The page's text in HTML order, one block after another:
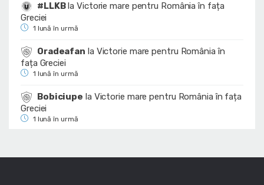
#LLKBlaVictorie mare pentru România în fața
Greciei
1 lună în urmă
Oradeafan la Victorie mare pentru România în
fața Greciei
1 lună în urmă
Bobiciupe la Victorie mare pentru România în fața
Greciei
1 lună în urmă